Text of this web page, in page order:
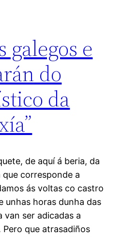
galegos e
do
da
de aquí á beria, da
corresponde a
ás voltas co castro
unhas horas dunha das
van ser adicadas a
que atrasadiños